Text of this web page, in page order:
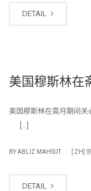
DETAIL
美国穆斯林在
美国穆斯林在斋月期间
[…]
BYABLIZ MAHSUT [:ZH]
DETAIL